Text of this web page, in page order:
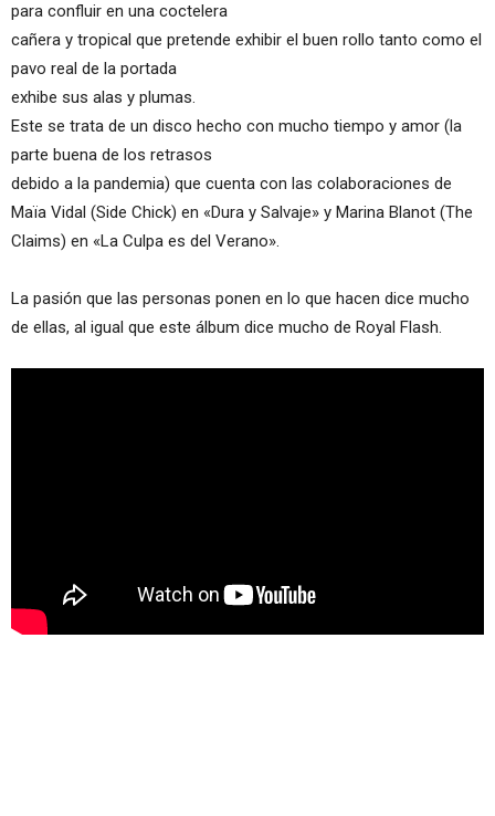
para confluir en una coctelera
cañera y tropical que pretende exhibir el buen rollo tanto como el
pavo real de la portada
exhibe sus alas y plumas.
Este se trata de un disco hecho con mucho tiempo y amor (la
parte buena de los retrasos
debido a la pandemia) que cuenta con las colaboraciones de
Maïa Vidal (Side Chick) en «Dura y Salvaje» y Marina Blanot (The
Claims) en «La Culpa es del Verano».
La pasión que las personas ponen en lo que hacen dice mucho
de ellas, al igual que este álbum dice mucho de Royal Flash.